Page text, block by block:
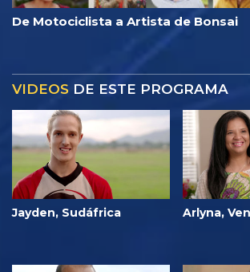
De Motociclista a Artista de Bonsai
VIDEOS DE ESTE PROGRAMA
Jayden, Sudáfrica Arlyna,